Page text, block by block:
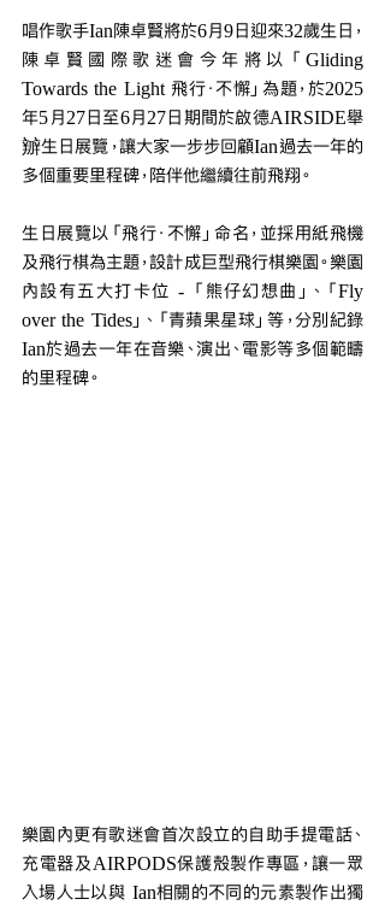
唱作歌手Ian陳卓賢將於6月9日迎來32歲生日，
陳卓賢國際歌迷會今年將以「Gliding
Towards the Light 飛行．不懈」為題，於2025
年5月27日至6月27日期間於啟德AIRSIDE舉
辧生日展覽，讓大家一步步回顧Ian過去一年的
多個重要里程碑，陪伴他繼續往前飛翔。
生日展覽以「飛行．不懈」命名，並採用紙飛機
及飛行棋為主題，設計成巨型飛行棋樂園。樂園
內設有五大打卡位 - 「熊仔幻想曲」、「Fly
over the Tides」、「青蘋果星球」等，分別紀錄
Ian於過去一年在音樂、演出、電影等多個範疇
的里程碑。
樂園內更有歌迷會首次設立的自助手提電話、
充電器及AIRPODS保護殼製作專區，讓一眾
入場人士以與 Ian相關的不同的元素製作出獨